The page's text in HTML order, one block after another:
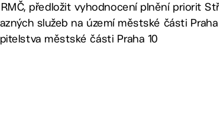
předložit vyhodnocení plnění priorit
služeb na území městské části
městské části Praha 10